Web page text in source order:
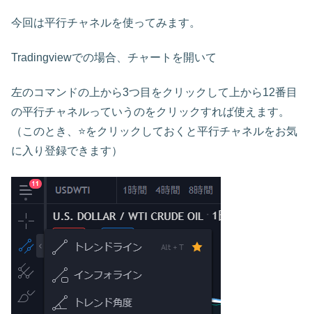
今回は平行チャネルを使ってみます。
Tradingviewでの場合、チャートを開いて
左のコマンドの上から3つ目をクリックして上から12番目
の平行チャネルっていうのをクリックすれば使えます。
（このとき、⭐をクリックしておくと平行チャネルをお気
に入り登録できます）